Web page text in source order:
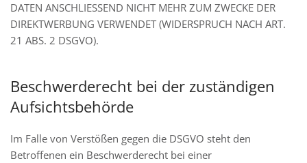
DATEN ANSCHLIESSEND NICHT MEHR ZUM ZWECKE DER
DIREKTWERBUNG VERWENDET (WIDERSPRUCH NACH ART.
21 ABS. 2 DSGVO).
Beschwerde­recht bei der zuständigen
Aufsichts­behörde
Im Falle von Verstößen gegen die DSGVO steht den
Betroffenen ein Beschwerderecht bei einer